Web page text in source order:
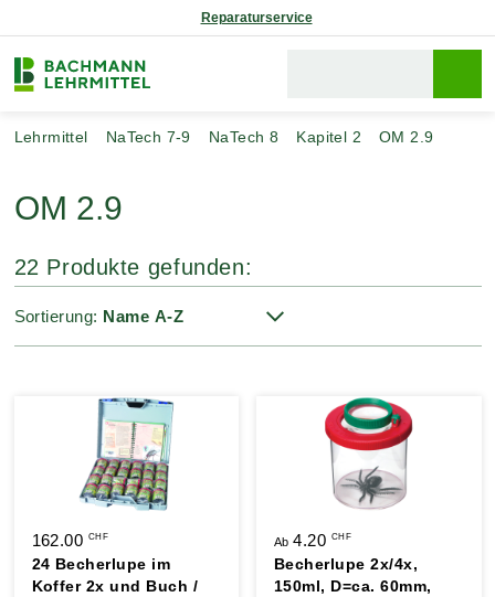
Reparaturservice
Lehrmittel NaTech 7-9 NaTech 8 Kapitel 2 OM 2.9
OM 2.9
22 Produkte gefunden:
Sortierung:
162.00 CHF
24 Becherlupe im
Koffer 2x und Buch /
Ab4.20 CHF
Becherlupe 2x/4x,
150ml, D=ca. 60mm,